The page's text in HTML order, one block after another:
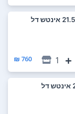
1
760 ₪